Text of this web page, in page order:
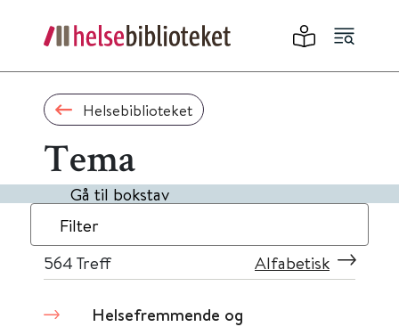
Helsebiblioteket
Tema
Gå til bokstav
Filter
564 Treff Alfabetisk
Helsefremmende og